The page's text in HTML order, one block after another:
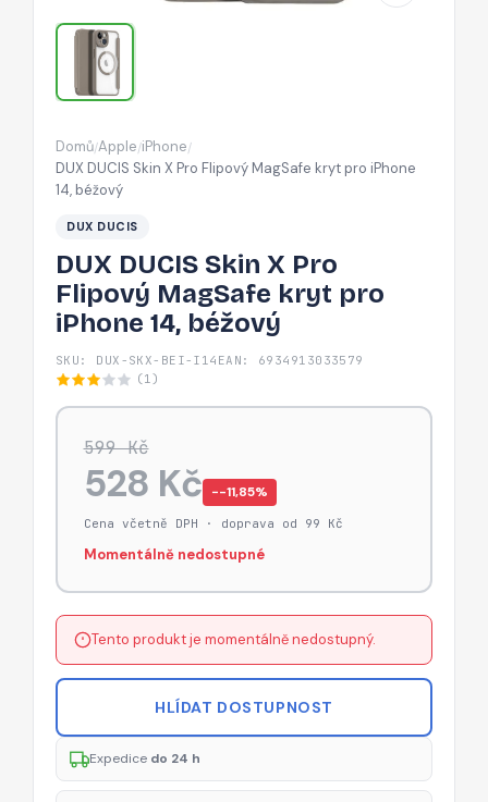
béžový
Domů/Apple/iPhone/
DUX DUCIS Skin X Pro Flipový MagSafe kryt pro iPhone
14, béžový
DUX DUCIS
DUX DUCIS Skin X Pro
Flipový MagSafe kryt pro
iPhone 14, béžový
SKU: DUX-SKX-BEI-I14 EAN: 6934913033579
(1)
599 Kč
528 Kč −-11,85%
Cena včetně DPH · doprava od 99 Kč
Momentálně nedostupné
Tento produkt je momentálně nedostupný.
HLÍDAT DOSTUPNOST
Expedice do 24 h